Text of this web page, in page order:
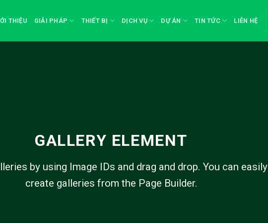
THIỆU GIẢI PHÁP THIẾT BỊ DỊCH VỤ DỰ ÁN TIN TỨC LIÊN HỆ
GALLERY ELEMENT
by using Image IDs and drag and drop. You can easily
create galleries from the Page Builder.